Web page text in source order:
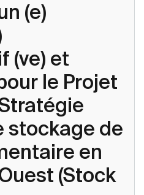
(e)
(ve) et
le Projet
stockage de
en
(Stock